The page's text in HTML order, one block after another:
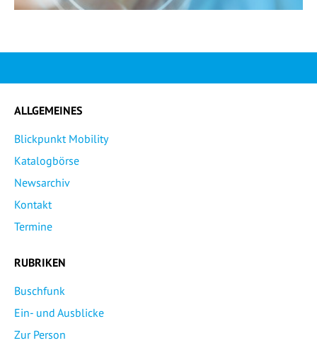
ALLGEMEINES
Blickpunkt Mobility
Katalogbörse
Newsarchiv
Kontakt
Termine
RUBRIKEN
Buschfunk
Ein- und Ausblicke
Zur Person